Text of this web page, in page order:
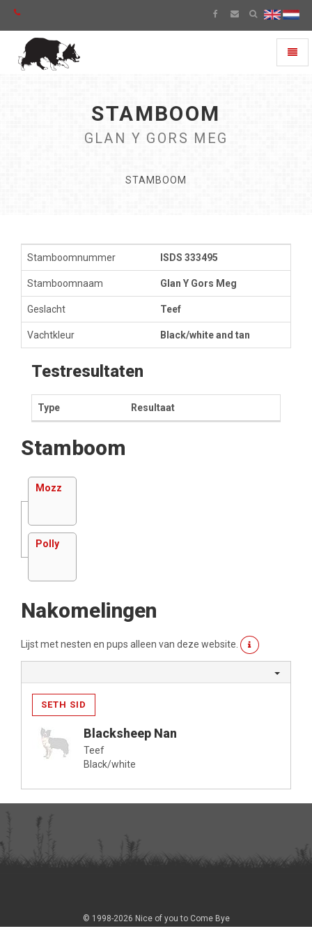
STAMBOOM
GLAN Y GORS MEG
STAMBOOM
Stamboomnummer ISDS 333495
Stamboomnaam Glan Y Gors Meg
Geslacht Teef
Vachtkleur Black/white and tan
Testresultaten
Type Resultaat
Stamboom
Mozz
Polly
Nakomelingen
Lijst met nesten en pups alleen van deze website.
SETH SID
Blacksheep Nan
Teef
Black/white
© 1998-2026 Nice of you to Come Bye